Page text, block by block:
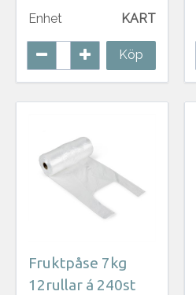
Enhet KART
Köp
Fruktpåse 7kg
12rullar á 240st